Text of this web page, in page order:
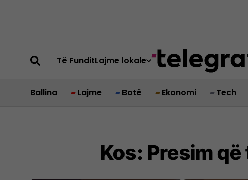
Të FunditLajme lokale
Ballina Lajme Botë Ekonomi Tech
Kos: Presim